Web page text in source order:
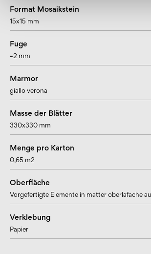
Format Mosaikstein
15x15 mm
Fuge
~2 mm
Marmor
giallo verona
Masse der Blätter
330x330 mm
Menge pro Karton
0,65 m2
Oberfläche
Vorgefertigte Elemente in matter oberlafache
Verklebung
Papier